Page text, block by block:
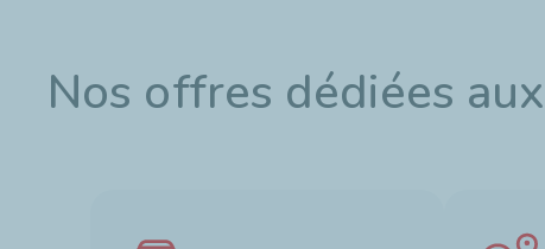
Nos offres dédiées